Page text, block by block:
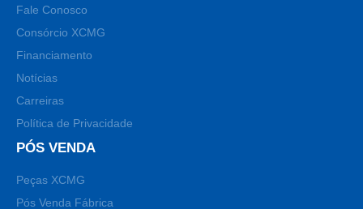
Fale Conosco
Consórcio XCMG
Financiamento
Notícias
Carreiras
Política de Privacidade
PÓS VENDA
Peças XCMG
Pós Venda Fábrica